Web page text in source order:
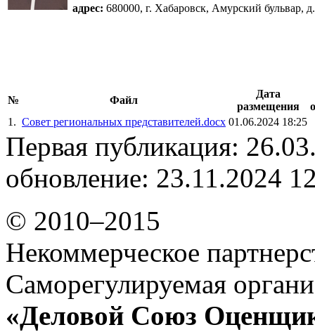
адрес: 680000, г. Хабаровск, Амурский бульвар,
№ Файл
Дата
размещения
1. Совет региональных представителей.docx 01.06.2024 18:25
Первая публикация:
обновление: 23.11.2024
© 2010–2015
Некоммерческое
Саморегулируемая
«Деловой Союз